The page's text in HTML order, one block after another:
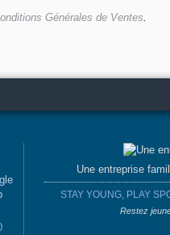
Générales de Ventes
Une entreprise
STAY YOUNG, PLAY
Restez